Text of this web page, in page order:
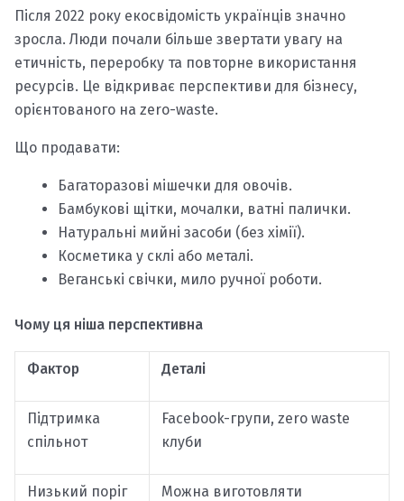
Після 2022 року екосвідомість українців значно
зросла. Люди почали більше звертати увагу на
етичність, переробку та повторне використання
ресурсів. Це відкриває перспективи для бізнесу,
орієнтованого на zero-waste.
Що продавати:
Багаторазові мішечки для овочів.
Бамбукові щітки, мочалки, ватні палички.
Натуральні мийні засоби (без хімії).
Косметика у склі або металі.
Веганські свічки, мило ручної роботи.
Чому ця ніша перспективна
Фактор Деталі
Підтримка
спільнот
Facebook-групи, zero waste
клуби
Низький поріг
Можна виготовляти